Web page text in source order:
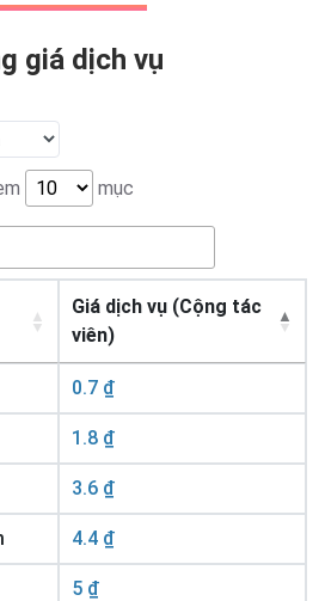
giá dịch vụ
mục
Giá dịch vụ (Cộng tác
viên)
0.7 ₫
1.8 ₫
3.6 ₫
4.4 ₫
5 ₫